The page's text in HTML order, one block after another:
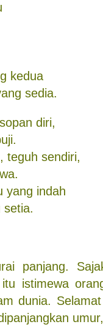
kedua
sedia.
diri,
teguh sendiri,
yang indah
setia.
panjang.
itu istimewa
dunia.